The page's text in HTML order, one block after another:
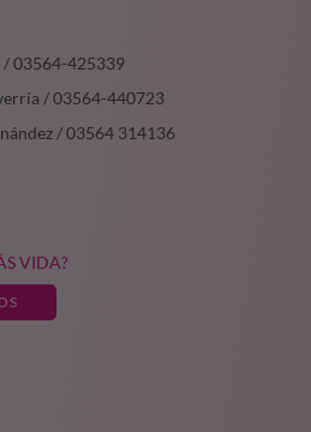
/ 03564-425339
/ 03564-440723
/ 03564 314136
VIDA?